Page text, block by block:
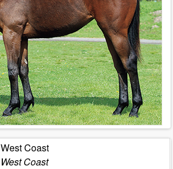
West Coast
West Coast